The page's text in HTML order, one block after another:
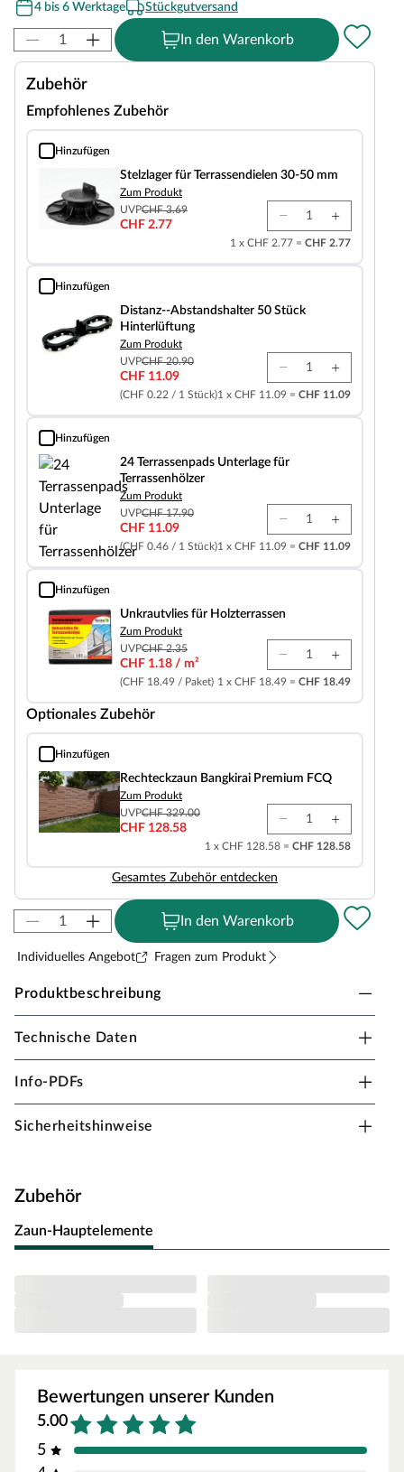
4 bis 6 Werktage
Stückgutversand
In den Warenkorb
Zubehör
Empfohlenes Zubehör
Hinzufügen
Stelzlager für Terrassendielen 30-50 mm
Stelzlager für Terrassendielen 30-50 mm
Zum Produkt
UVPCHF 3.69
CHF 2.77
1 x CHF 2.77 = CHF 2.77
Hinzufügen
Distanz--Abstandshalter 50 Stück Hinterlüftung
Distanz--Abstandshalter 50 Stück
Hinterlüftung
Zum Produkt
UVPCHF 20.90
CHF 11.09
(CHF 0.22 / 1 Stück)1 x CHF 11.09 = CHF 11.09
Hinzufügen
24 Terrassenpads Unterlage für Terrassenhölzer
24 Terrassenpads Unterlage für
Terrassenhölzer
Zum Produkt
UVPCHF 17.90
CHF 11.09
(CHF 0.46 / 1 Stück)1 x CHF 11.09 = CHF 11.09
Hinzufügen
Unkrautvlies für Holzterrassen
Unkrautvlies für Holzterrassen
Zum Produkt
UVPCHF 2.35
CHF 1.18 / m²
(CHF 18.49 / Paket) 1 x CHF 18.49 = CHF 18.49
Optionales Zubehör
Hinzufügen
Rechteckzaun Bangkirai Premium FCQ
Rechteckzaun Bangkirai Premium FCQ
Zum Produkt
UVPCHF 329.00
CHF 128.58
1 x CHF 128.58 = CHF 128.58
Gesamtes Zubehör entdecken
In den Warenkorb
Individuelles Angebot Fragen zum Produkt
Produktbeschreibung
Belladoor Terrassenfliese Bangkirai Holzfliese
Diese 24 mm starken Terrassenfliesen werden aus
und yellow balau. Das tropische Klima lässt das Holz
sehr langsam wachsen, wodurch die Holzfasern sehr
dicht verwachsen und ein unterschiedliches Farbspiel
gegen Insekten bieten, beeinflussen die Farbe des Holzes
zusätzlich. Durch die lange Wachstumszeit entwickelt
das Holz unterschiedliche Verfärbungen, die von Gelb
der der Baum wächst. Das langsame Wachstum
beeinflusst zudem die Härte und Robustheit dieser
Holzart. So zählt es zu den härtesten und robustesten
Technische Daten
Info-PDFs
Sicherheitshinweise
Zubehör
Zaun-Hauptelemente
Bewertungen unserer Kunden
5.00
5